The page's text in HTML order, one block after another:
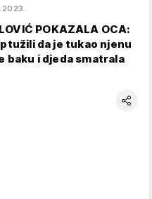
POKAZALA OCA:
da je tukao njenu
baku i djeda smatrala